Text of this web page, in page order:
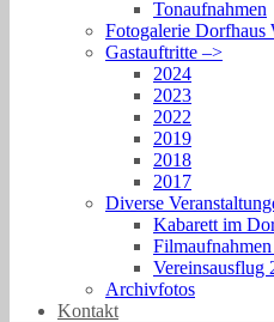
Tonaufnahmen
Fotogalerie Dorfhaus
Gastauftritte –>
2024
2023
2022
2019
2018
2017
Diverse
Kabarett im
Vereinsausflug
Archivfotos
Kontakt